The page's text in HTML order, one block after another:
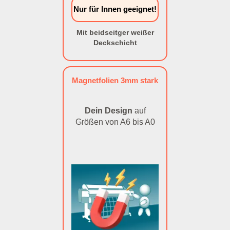
Nur für Innen geeignet!
Mit beidseitger weißer
Deckschicht
Magnetfolien 3mm stark
Dein Design auf
Größen von A6 bis A0